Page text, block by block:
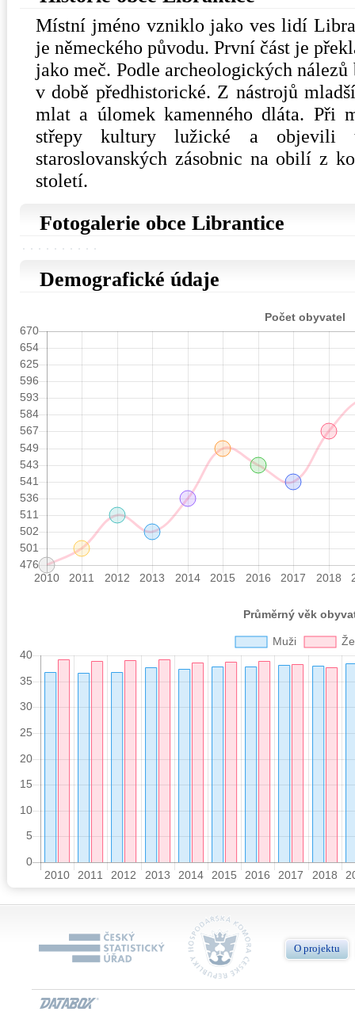
Místní jméno vzniklo jako ves lidí
je německého původu. První část je
jako meč. Podle archeologických
v době předhistorické. Z nástrojů
mlat a úlomek kamenného dláta. Při
střepy kultury lužické a objevili
staroslovanských zásobnic na obilí z
století.
Fotogalerie obce Librantice
Demografické údaje
O projektu